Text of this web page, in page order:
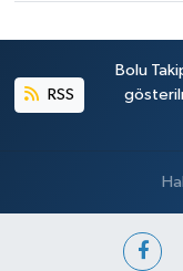
RSS
Bolu